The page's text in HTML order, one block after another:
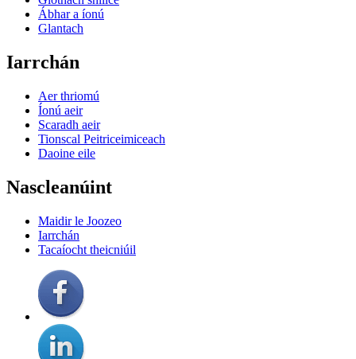
Ábhar a íonú
Glantach
Iarrchán
Aer thriomú
Íonú aeir
Scaradh aeir
Tionscal Peitriceimiceach
Daoine eile
Nascleanúint
Maidir le Joozeo
Iarrchán
Tacaíocht theicniúil